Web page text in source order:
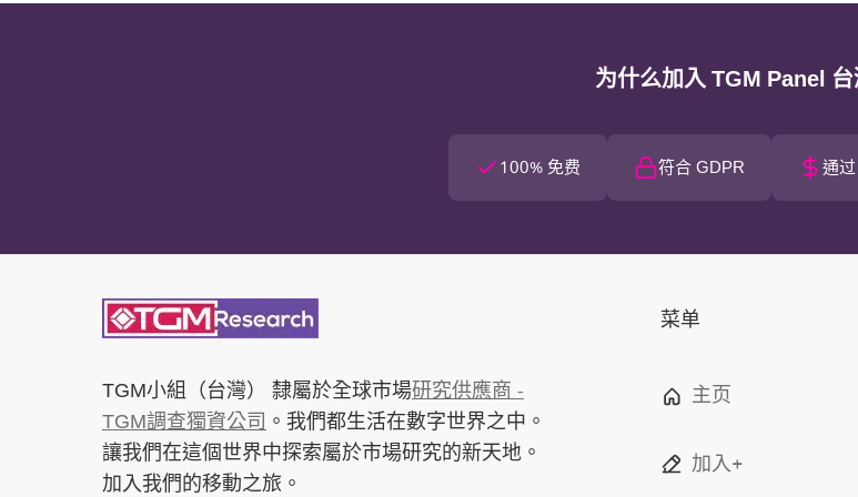
为什么加入 TGM Panel
100% 免费 符合 GDPR 通
TGM小組（台灣） 隸屬於全球市場研究供應商 -
TGM調查獨資公司。我們都生活在數字世界之中。
讓我們在這個世界中探索屬於市場研究的新天地。
加入我們的移動之旅。
菜单
主页
加入+